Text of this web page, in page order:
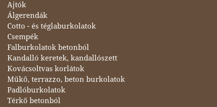
Ajtók
Álgerendák
Cotto - és téglaburkolatok
Csempék
Falburkolatok betonból
Kandalló keretek, kandallószett
Kovácsoltvas korlátok
Műkő, terrazzo, beton burkolatok
Padlóburkolatok
Térkő betonból